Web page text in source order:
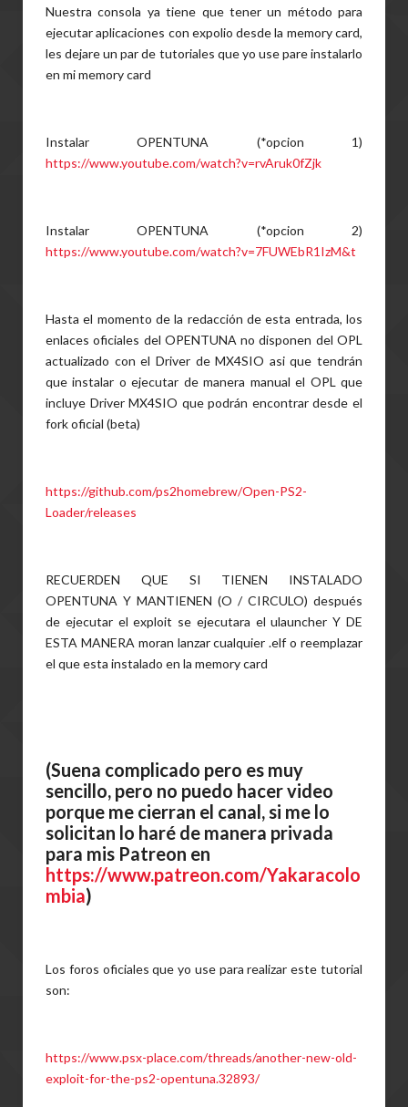
Nuestra consola ya tiene que tener un método para
ejecutar aplicaciones con expolio desde la memory card,
les dejare un par de tutoriales que yo use pare instalarlo
en mi memory card
Instalar OPENTUNA (*opcion 1)
https://www.youtube.com/watch?v=rvAruk0fZjk
Instalar OPENTUNA (*opcion 2)
https://www.youtube.com/watch?v=7FUWEbR1IzM&t
Hasta el momento de la redacción de esta entrada, los
enlaces oficiales del OPENTUNA no disponen del OPL
actualizado con el Driver de MX4SIO asi que tendrán
que instalar o ejecutar de manera manual el OPL que
incluye Driver MX4SIO que podrán encontrar desde el
fork oficial (beta)
https://github.com/ps2homebrew/Open-PS2-
Loader/releases
RECUERDEN QUE SI TIENEN INSTALADO
OPENTUNA Y MANTIENEN (O / CIRCULO) después
de ejecutar el exploit se ejecutara el ulauncher Y DE
ESTA MANERA moran lanzar cualquier .elf o reemplazar
el que esta instalado en la memory card
(Suena complicado pero es muy
sencillo, pero no puedo hacer video
porque me cierran el canal, si me lo
solicitan lo haré de manera privada
para mis Patreon en
https://www.patreon.com/Yakaracolo
mbia)
Los foros oficiales que yo use para realizar este tutorial
son:
https://www.psx-place.com/threads/another-new-old-
exploit-for-the-ps2-opentuna.32893/